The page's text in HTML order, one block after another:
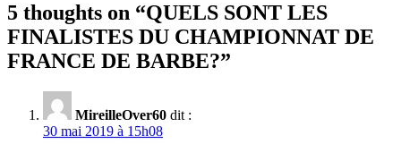
5 thoughts on “QUELS SONT LES
FINALISTES DU CHAMPIONNAT DE
FRANCE DE BARBE?”
MireilleOver60 dit :
30 mai 2019 à 15h08